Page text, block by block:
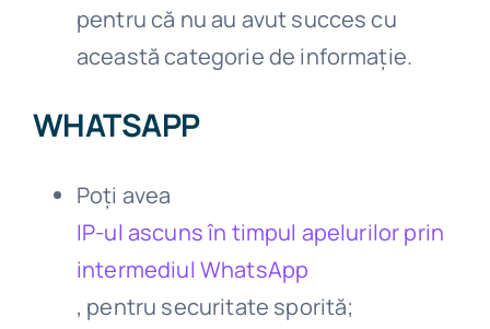
pentru că nu au avut succes cu
această categorie de informație.
WHATSAPP
Poți avea
IP-ul ascuns în timpul apelurilor prin
intermediul WhatsApp
, pentru securitate sporită;